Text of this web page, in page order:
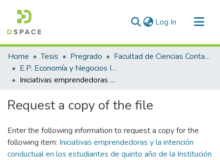
Log In (current)
Communities & Collections
All of DSpace
Statistics
Home Tesis Pregrado
Facultad de Ciencias Contables y Financieras
E.P. Economía y Negocios Internacionales
Iniciativas emprendedoras y la intención conductual en los estudiantes de quinto año de la Institución Educativa Secundaria Emblemático José Carlos Mariátegui, en la Ciudad de Ilave, periodo 2023
Request a copy of the file
Enter the following information to request a copy for the
following item: Iniciativas emprendedoras y la intención
conductual en los estudiantes de quinto año de la Institución